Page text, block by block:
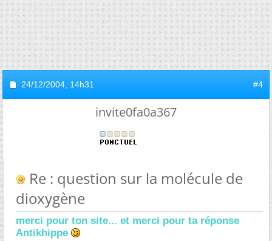
24/12/2004, 14h31 #4
invite0fa0a367
Re : question sur la molécule de
dioxygène
merci pour ton site... et merci pour ta réponse
Antikhippe